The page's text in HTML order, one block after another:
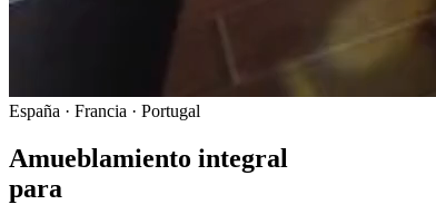
España · Francia · Portugal
Amueblamiento integral
para